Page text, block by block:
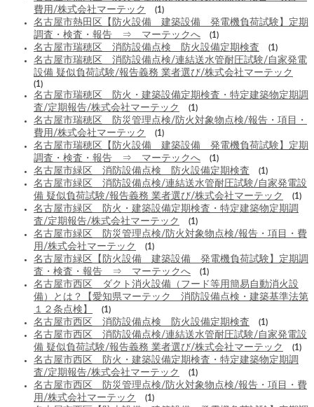
費用/株式会社マーテック
(1)
名古屋市熱田区【防火設備 建築設備 発電機負荷試験】定期
調査・検査・報告 ⇒ マーテックへ
(1)
名古屋市瑞穂区 消防設備点検 防火設備定期検査 (1)
名古屋市瑞穂区 消防設備点検/連結送水管耐圧試験/自家発電
設備 疑似負荷試験/報告義務 業者選び/株式会社マーテック
(1)
名古屋市瑞穂区 防火・建築設備定期検査・特定建築物定期調
査/定期報告/株式会社マーテック
(1)
名古屋市瑞穂区 防災管理点検/防火対象物点検/報告・項目・
費用/株式会社マーテック
(1)
名古屋市瑞穂区【防火設備 建築設備 発電機負荷試験】定期
調査・検査・報告 ⇒ マーテックへ
(1)
名古屋市緑区 消防設備点検 防火設備定期検査 (1)
名古屋市緑区 消防設備点検/連結送水管耐圧試験/自家発電設
備 疑似負荷試験/報告義務 業者選び/株式会社マーテック
(1)
名古屋市緑区 防火・建築設備定期検査・特定建築物定期調
査/定期報告/株式会社マーテック
(1)
名古屋市緑区 防災管理点検/防火対象物点検/報告・項目・費
用/株式会社マーテック
(1)
名古屋市緑区【防火設備 建築設備 発電機負荷試験】定期調
査・検査・報告 ⇒ マーテックへ
(1)
名古屋市西区 ダクト消火設備（フード等用簡易自動消火設
備）とは？【愛知県マーテック 消防設備点検・建築基準法第
１２条点検】
(1)
名古屋市西区 消防設備点検 防火設備定期検査 (1)
名古屋市西区 消防設備点検/連結送水管耐圧試験/自家発電設
備 疑似負荷試験/報告義務 業者選び/株式会社マーテック
(1)
名古屋市西区 防火・建築設備定期検査・特定建築物定期調
査/定期報告/株式会社マーテック
(1)
名古屋市西区 防災管理点検/防火対象物点検/報告・項目・費
用/株式会社マーテック
(1)